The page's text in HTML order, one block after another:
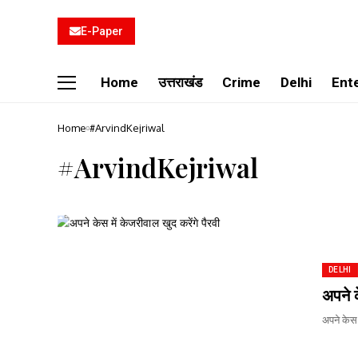
E-Paper
Home उत्तराखंड Crime Delhi
Home #ArvindKejriwal
#ArvindKejriwal
DELHI
अपने
अपने केस